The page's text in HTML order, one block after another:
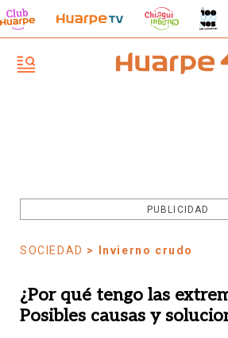
PUBLICIDAD
SOCIEDAD > Invierno crudo
¿Por qué tengo las
Posibles causas y